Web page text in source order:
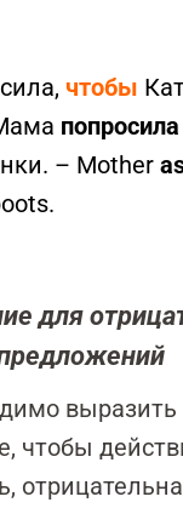
чтобы
– Mother
для
выразить
чтобы